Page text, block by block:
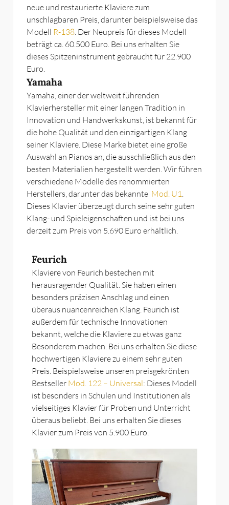
neue und restaurierte Klaviere zum
unschlagbaren Preis, darunter beispielsweise das
Modell R-138 . Der Neupreis für dieses Modell
beträgt ca. 60.500 Euro. Bei uns erhalten Sie
dieses Spitzeninstrument gebraucht für 22.900
Euro.
Yamaha
Yamaha, einer der weltweit führenden
Klavierhersteller mit einer langen Tradition in
Innovation und Handwerkskunst, ist bekannt für
die hohe Qualität und den einzigartigen Klang
seiner Klaviere. Diese Marke bietet eine große
Auswahl an Pianos an, die ausschließlich aus den
besten Materialien hergestellt werden. Wir führen
verschiedene Modelle des renommierten
Herstellers, darunter das bekannte Mod. U1
Dieses Klavier überzeugt durch seine sehr guten
Klang- und Spieleigenschaften und ist bei uns
derzeit zum Preis von 5.690 Euro erhältlich.
Feurich
Klaviere von Feurich bestechen mit
herausragender Qualität. Sie haben einen
besonders präzisen Anschlag und einen
überaus nuancenreichen Klang. Feurich ist
außerdem für technische Innovationen
bekannt, welche die Klaviere zu etwas ganz
Besonderem machen. Bei uns erhalten Sie diese
hochwertigen Klaviere zu einem sehr guten
Preis. Beispielsweise unseren preisgekrönten
Bestseller Mod. 122 – Universal: Dieses Modell
ist besonders in Schulen und Institutionen als
vielseitiges Klavier für Proben und Unterricht
überaus beliebt. Bei uns erhalten Sie dieses
Klavier zum Preis von 5.900 Euro.